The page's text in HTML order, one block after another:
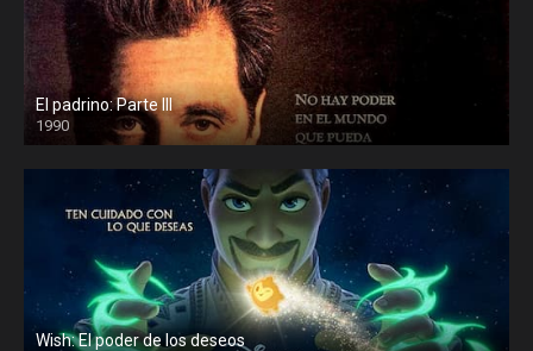
El padrino: Parte III
1990
Wish: El poder de los deseos